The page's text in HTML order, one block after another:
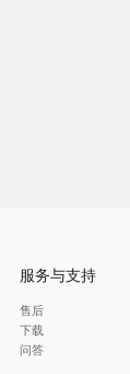
服务与支持
售后
下载
问答